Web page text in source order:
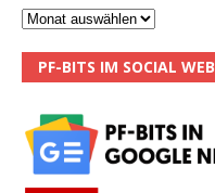
PF-BITS IM SOCIAL WEB